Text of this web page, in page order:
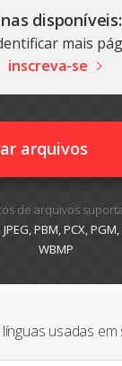
disponíveis:
mais
inscreva-se
arquivos
de arquivos
JPEG, PBM, PCX,
WBMP
usadas